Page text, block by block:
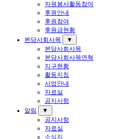
자원봉사활동참여
후원안내
후원참여
후원금현황
본당사회사목
▼
본당사회사목
본당사회사목연혁
지구현황
활동지침
사업안내
자료실
공지사항
알림
▼
공지사항
자료실
소식지